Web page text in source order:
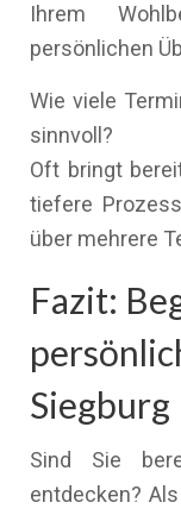
Ihrem
persönlichen
Wie viele
sinnvoll?
Oft bringt
tiefere
über mehrere
Fazit:
Siegburg
Sind Sie
entdecken?